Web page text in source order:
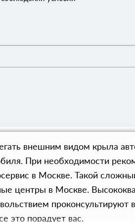
внешним видом крыла
При необходимости
в Москве. Такой
центры в Москве.
это порадует вас.